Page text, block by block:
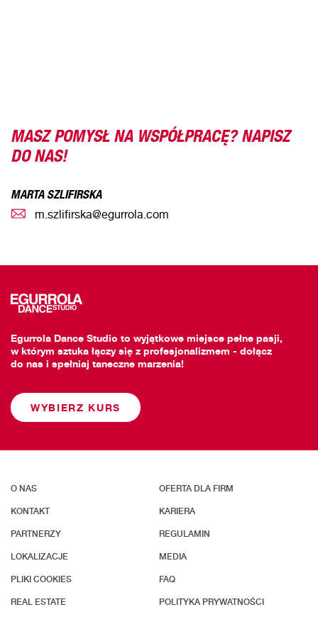
MASZ POMYSŁ NA WSPÓŁPRACĘ? NAPISZ
DO NAS!
MARTA SZLIFIRSKA
m.szlifirska@egurrola.com
Egurrola Dance Studio to wyjątkowe miejsce pełne pasji,
w którym sztuka łączy się z profesjonalizmem - dołącz
do nas i spełniaj taneczne marzenia!
WYBIERZ KURS
O NAS OFERTA DLA FIRM
KONTAKT KARIERA
PARTNERZY REGULAMIN
LOKALIZACJE MEDIA
PLIKI COOKIES FAQ
REAL ESTATE POLITYKA PRYWATNOŚCI